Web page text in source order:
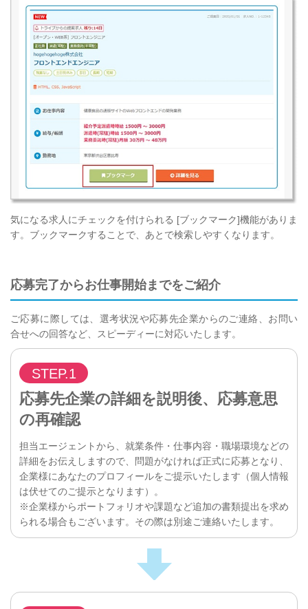
気になる求人にチェックを付けられる [ブックマーク]機能がありま
す。ブックマークすることで、あとで検索しやすくなります。
応募完了からお仕事開始までをご紹介
ご応募に際しては、選考状況や応募先企業からのご連絡、お問い
合せへの回答など、スピーディーに対応いたします。
STEP.1
応募先企業の詳細を説明後、応募意思
の再確認
担当エージェントから、就業条件・仕事内容・職場環境などの
詳細をお伝えしますので、問題がなければ正式に応募となり、
企業様にあなたのプロフィールをご提示いたします（個人情報
は伏せてのご提示となります）。
※企業様からポートフォリオや課題など追加の書類提出を求め
られる場合もございます。その際は別途ご連絡いたします。